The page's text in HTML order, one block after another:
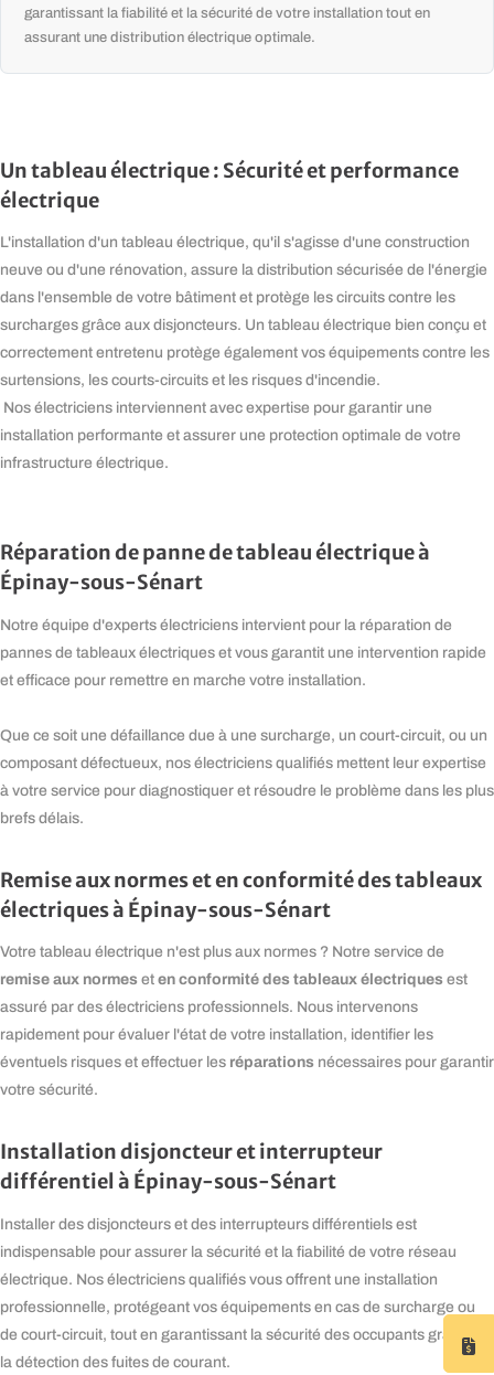
garantissant la fiabilité et la sécurité de votre installation tout en
assurant une distribution électrique optimale.
Un tableau électrique : Sécurité et performance
électrique
L'installation d'un tableau électrique, qu'il s'agisse d'une construction
neuve ou d'une rénovation, assure la distribution sécurisée de l'énergie
dans l'ensemble de votre bâtiment et protège les circuits contre les
surcharges grâce aux disjoncteurs. Un tableau électrique bien conçu et
correctement entretenu protège également vos équipements contre les
surtensions, les courts-circuits et les risques d'incendie.
Nos électriciens interviennent avec expertise pour garantir une
installation performante et assurer une protection optimale de votre
infrastructure électrique.
Réparation de panne de tableau électrique à
Épinay-sous-Sénart
Notre équipe d'experts électriciens intervient pour la réparation de
pannes de tableaux électriques et vous garantit une intervention rapide
et efficace pour remettre en marche votre installation.
Que ce soit une défaillance due à une surcharge, un court-circuit, ou un
composant défectueux, nos électriciens qualifiés mettent leur expertise
à votre service pour diagnostiquer et résoudre le problème dans les plus
brefs délais.
Remise aux normes et en conformité des tableaux
électriques à Épinay-sous-Sénart
Votre tableau électrique n'est plus aux normes ? Notre service de
remise aux normeseten conformité des tableaux électriquesest
assuré par des électriciens professionnels. Nous intervenons
rapidement pour évaluer l'état de votre installation, identifier les
éventuels risques et effectuer lesréparationsnécessaires pour garantir
votre sécurité.
Installation disjoncteur et interrupteur
différentiel à Épinay-sous-Sénart
Installer des disjoncteurs et des interrupteurs différentiels est
indispensable pour assurer la sécurité et la fiabilité de votre réseau
électrique. Nos électriciens qualifiés vous offrent une installation
professionnelle, protégeant vos équipements en cas de surcharge ou
de court-circuit, tout en garantissant la sécurité des occupants grâce à
la détection des fuites de courant.